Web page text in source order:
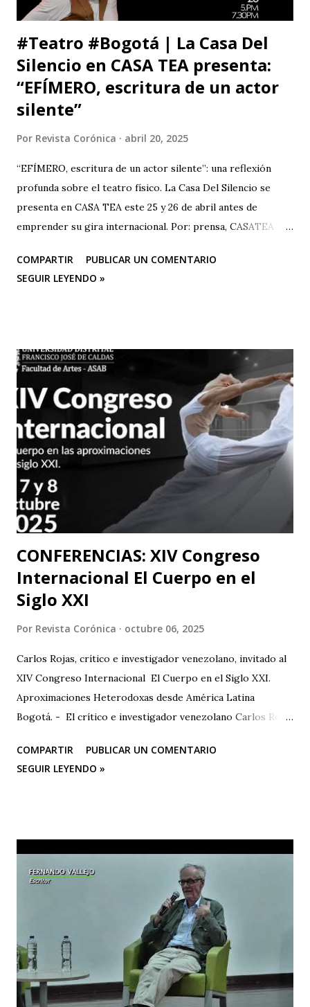
que me ll...
#Teatro #Bogotá | La Casa Del
Silencio en CASA TEA presenta:
“EFÍMERO, escritura de un actor
silente”
Por Revista Corónica abril 20, 2025
“EFÍMERO, escritura de un actor silente”: una reflexión
profunda sobre el teatro físico. La Casa Del Silencio se
presenta en CASA TEA este 25 y 26 de abril antes de
emprender su gira internacional. Por: prensa, CASATEA
CASA TEA con sus últimas funciones este 25 y 26 de abril de
“Efímero”, La Casa del Silencio se embarcará en una gira
imborrable en todos los que la presencien." La Casa del
Silencio se embarcará nuevamente en una gira
internacional, llevando su importante trabajo de teatro
físico con funciones y seminarios a escenarios de Portugal
(dónde La Casa Del Silencio tiene una presencia significativa
ya que el teatro físico tiene un lugar muy importante en la
escena Portuguesa), posteriormente irán a Valencia y
Barcelona. Juan Carlos Agudelo P...
COMPARTIR
PUBLICAR UN COMENTARIO
SEGUIR LEYENDO »
CONFERENCIAS: XIV Congreso
Internacional El Cuerpo en el
Siglo XXI
Por Revista Corónica octubre 06, 2025
Carlos Rojas, crítico e investigador venezolano, invitado al
XIV Congreso Internacional El Cuerpo en el Siglo XXI.
Aproximaciones Heterodoxas desde América Latina
Bogotá. - El crítico e investigador venezolano Carlos Rojas
Experimental de las Artes (UNEARTE), de Venezuela, en la
nueva edición del XIV Congreso Internacional El Cuerpo en
Francisco José de Caldas (Bogotá, Colombia). El congreso
cuenta con el respaldo de instituciones académicas de gran
prestigio como la Universidad Michoacana de San Nicolás
de Hidalgo (México), la Facultad de Estudios Superiores
Iztacala (UNAM, México) y la Facultad de Estudios
Superiores Acatlán (UNAM, México), además de un comité
organizador comprometido con abrir nuevas miradas sobre
el cuerpo, la esce...
COMPARTIR
PUBLICAR UN COMENTARIO
SEGUIR LEYENDO »